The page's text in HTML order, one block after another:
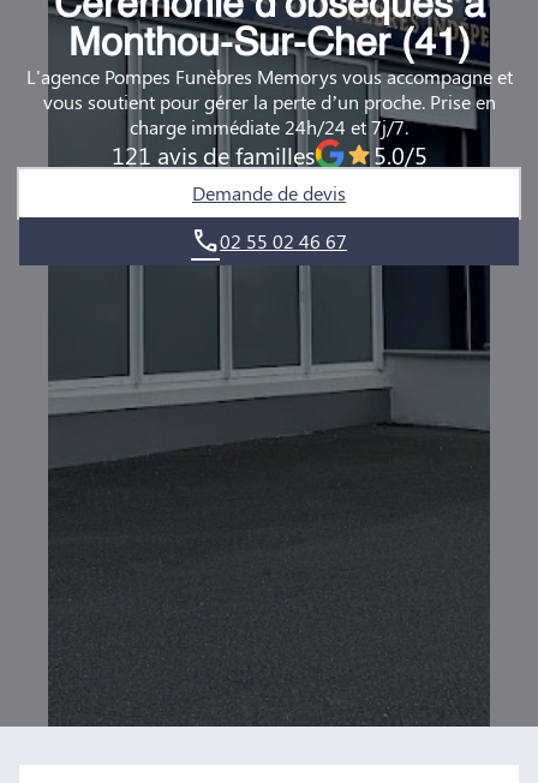
DEMANDE DE RENDEZ-VOUS EN AGENCE
QUI SOMMES-NOUS ?
NOUS REJOINDRE
Monthou-Sur-Cher (41)
L'agence Pompes Funèbres Memorys vous accompagne et
vous soutient pour gérer la perte d’un proche. Prise en
charge immédiate 24h/24 et 7j/7.
121 avis de familles 5.0/5
Demande de devis
02 55 02 46 67